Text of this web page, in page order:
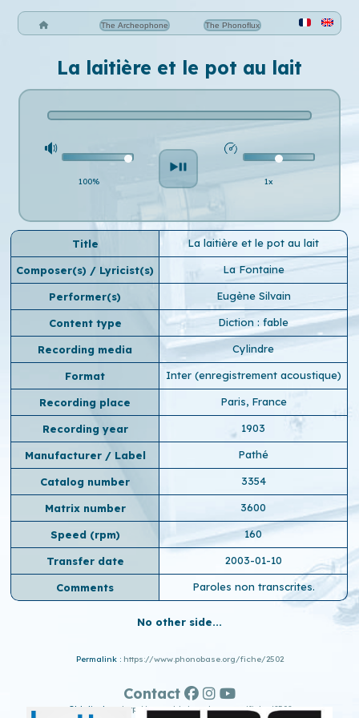
The Archeophone The Phonoflux
La laitière et le pot au lait
100% 1x
Title La laitière et le pot au lait
Composer(s) / Lyricist(s) La Fontaine
Performer(s) Eugène Silvain
Content type Diction : fable
Recording media Cylindre
Format Inter (enregistrement acoustique)
Recording place Paris, France
Recording year 1903
Manufacturer / Label Pathé
Catalog number 3354
Matrix number 3600
Speed ​​(rpm) 160
Transfer date 2003-01-10
Comments Paroles non transcrites.
No other side...
Permalink : https://www.phonobase.org/fiche/2502
Old display : http://www.old.phonobase.org/fiche/2502
Contact